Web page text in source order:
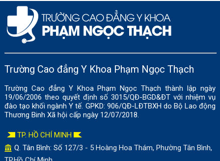
Trường Cao đẳng Y Khoa Phạm Ngọc Thạch
Trường Cao đẳng Y Khoa Phạm Ngọc Thạch thành lập ngày
19/06/2006 theo quyết định số 3015/QĐ-BGD&ĐT với nhiệm vụ
đào tạo khối ngành Y tế. GPKD: 906/QĐ-LĐTBXH do Bộ Lao động
Thương Binh Xã hội cấp ngày 12/07/2018.
TP. HỒ CHÍ MINH
Q. Tân Bình: Số 127/3 - 5 Hoàng Hoa Thám, Phường Tân Bình,